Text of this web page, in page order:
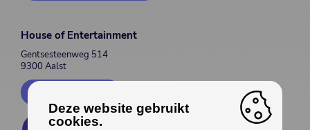
House of Entertainment
Gentsesteenweg 514
9300 Aalst
Deze website gebruikt
cookies.